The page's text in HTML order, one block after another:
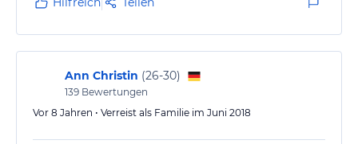
großzügige Wohnung hatte eine gutfunktionierende
Klimaanlage und war ausreichend ausgestattet mit
Waschmaschine und Geschirrspülmaschine sogar. In
der Nähe , zu Fuß…
Ann Christin (26-30)
139 Bewertungen
Vor 8 Jahren • Verreist als Familie im Juni 2018